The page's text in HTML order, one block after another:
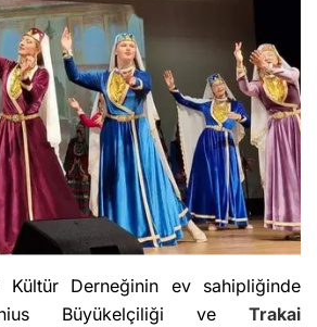
Kültür Derneğinin ev sahipliğinde
Büyükelçiliği ve Trakai